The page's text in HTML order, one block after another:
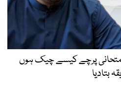
پرچے کیسے چیک ہوں
بتادیا